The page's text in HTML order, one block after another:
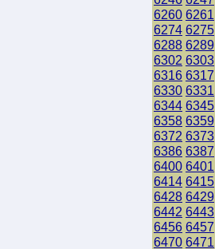
6260 6261
6274 6275
6288 6289
6302 6303
6316 6317
6330 6331
6344 6345
6358 6359
6372 6373
6386 6387
6400 6401
6414 6415
6428 6429
6442 6443
6456 6457
6470 6471